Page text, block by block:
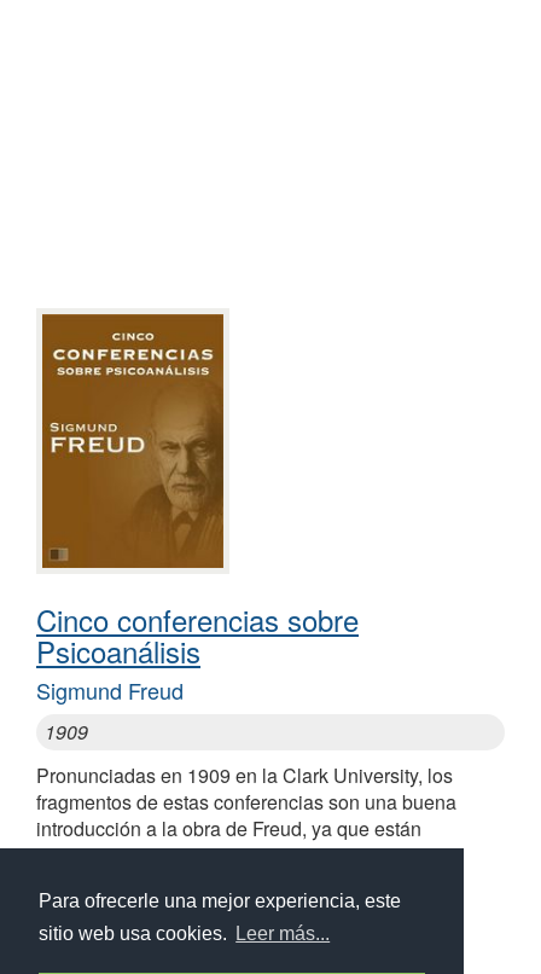
Para ofrecerle una mejor experiencia, este
sitio web usa cookies.
Leer más...
Cinco conferencias sobre
Psicoanálisis
Sigmund Freud
1909
Pronunciadas en 1909 en la Clark University, los
fragmentos de estas conferencias son una buena
introducción a la obra de Freud, ya que están
destinadas al público en general